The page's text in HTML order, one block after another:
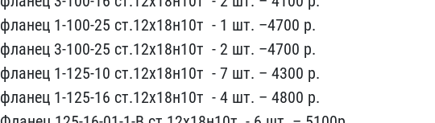
фланец 1-​100-25 ст.12х18н10т ​ - 1 ш​т. –4700 р.
фланец 3-100​-25 ст.12х18н10т ​ - 2 шт. ​–4700 р.
фланец 1-125-10​ ст.12х18н10т ​ - 7 шт. – 4​300 р.
фланец 1-125-16 с​т.12х18н10т ​ - 4 шт. – 480​0 р.